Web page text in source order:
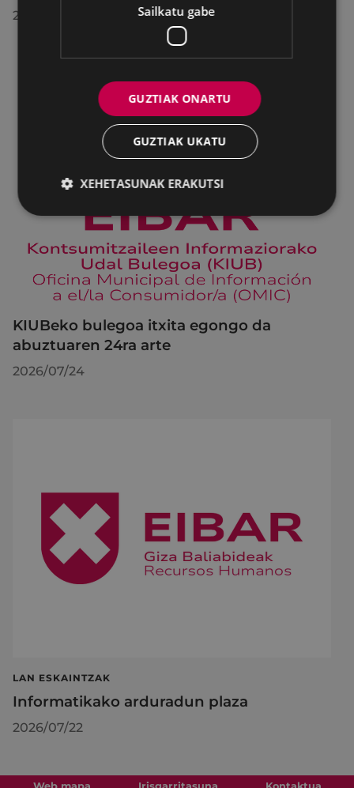
2026/07/28
KIUBeko bulegoa itxita egongo da
abuztuaren 24ra arte
2026/07/24
LAN ESKAINTZAK
Informatikako arduradun plaza
2026/07/22
Sailkatu gabe
GUZTIAK ONARTU
GUZTIAK UKATU
XEHETASUNAK ERAKUTSI